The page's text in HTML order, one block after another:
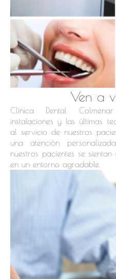
Ven a
Clínica Dental
instalaciones y las últimas
al servicio de nuestros
una atención
nuestros pacientes se
en un entorno agradable.